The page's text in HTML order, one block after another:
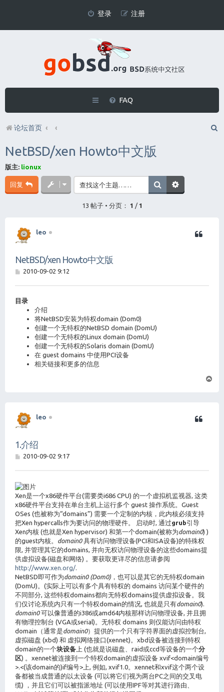
登录 注册
FAQ
论坛首页
NetBSD/xen Howto中文版
版主: lionux
回复
13 帖子 • 分页： 1 / 1
leo
NetBSD/xen Howto中文版
帖
2010-09-02 9:12
目录
介绍
将NetBSD安装为特权domain (Dom0)
创建一个无特权的NetBSD domain (DomU)
创建一个无特权的Linux domain (DomU)
创建一个无特权的Solaris domain (DomU)
在 guest domains 中使用PCI设备
相关链接和更多的信息
leo
1.介绍
帖
2010-09-02 9:17
Xen是一个x86硬件平台(需要类i686 CPU) 的一个虚拟机监视器, 这类
x86硬件平台支持在单台主机上运行多个 guest 操作系统。Guest
OSes (也被称为“domains”) 需要一个定制的内核，此内核必须支持
把Xen hypercalls作为要访问的物理硬件。 启动时, 通过grub引导
Xen内核 (也就是Xen hypervisor) 和第一个domain(被称为domain0) )
的guest内核。 domain0具有访问物理设备(PCI和ISA设备)的特殊权
限, 并管理其它的domains, 并向无权访问物理设备的这些domains提
供虚拟设备(磁盘和网络) 。要获取更详尽的信息请参阅
http://www.xen.org/.
NetBSD即可作为domain0 (Dom0) ，也可以是其它的无特权domain
(DomU)。(实际上可以有多个具有特权的 domains 访问某个硬件的
不同部分, 这些特权domains都向无特权domains提供虚拟设备。我
们仅讨论系统内只有一个特权domain的情况, 也就是只有domain0).
domain0可以像普通的i386或amd64内核那样访问物理设备, 并且拥
有物理控制台 (VGA或serial)。无特权 domains 则仅能访问由特权
domain（通常是domain0）提供的一个只有字符界面的虚拟控制台,
虚拟磁盘 (xbd) 和 虚拟网络接口(xennet)。xbd设备被连接到特权
domain的一个块设备 上 (也就是说磁盘、raid或ccd等设备的一个分
区) 。xennet被连接到一个特权domain的虚拟设备 xvif<domain编号
>.<(该domain的)if编号>上, 例如, xvif1.0。xennet和xvif这个两个设
备都被当成普通的以太设备 (可以将它们视为两台PC之间的交叉电
缆) ，并且它们可以被指派地址 (可以使用IPF等对其进行路由、